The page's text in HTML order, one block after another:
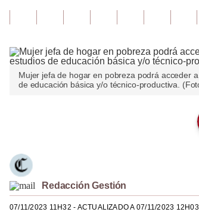
Mujer jefa de hogar en pobreza podrá acceder
de educación básica y/o técnico-productiva.
Redacción Gestión
07/11/2023 11H32 - ACTUALIZADO A 07/11/2023 12H03